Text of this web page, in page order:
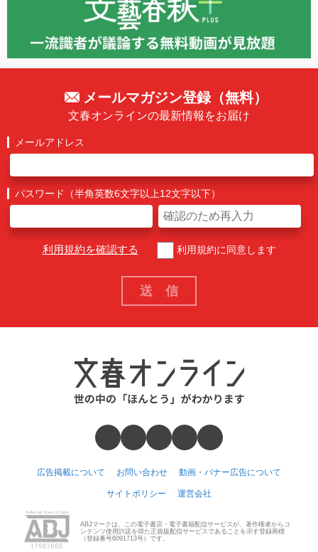
メールマガジン登録（無料）
文春オンラインの最新情報をお届け
メールアドレス
パスワード（半角英数6文字以上12文字以下）
利用規約を確認する 利用規約に同意します
広告掲載について お問い合わせ 動画・バナー広告について
サイトポリシー 運営会社
ABJマークは、この電子書店・電子書籍配信サービスが、著作権者からコ
ンテンツ使用許諾を得た正規版配信サービスであることを示す登録商標
（登録番号6091713号）です。